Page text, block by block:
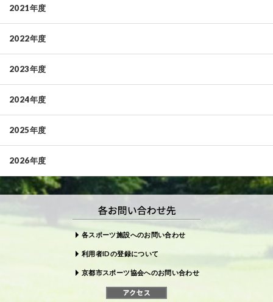
2021年度
2022年度
2023年度
2024年度
2025年度
2026年度
各スポーツ施設へのお問い合わせ
利用者IDの登録について
京都市スポーツ協会へのお問い合わせ